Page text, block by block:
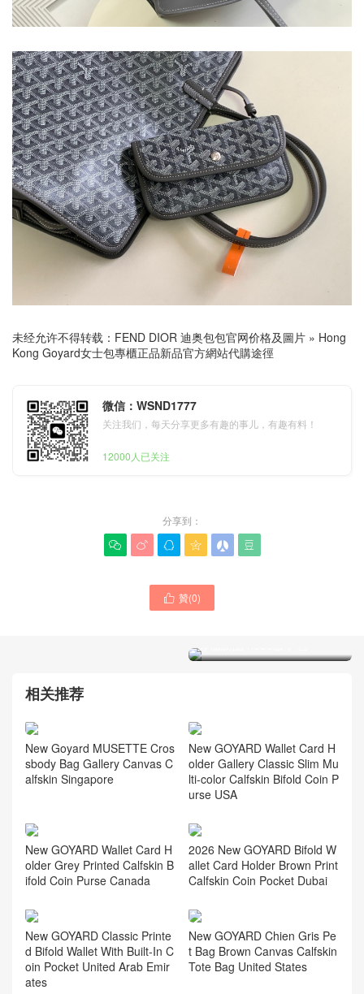
未经允许不得转载： FEND DIOR 迪奥包包官网价格及圖片 » Hong
Kong Goyard女士包專櫃正品新品官方網站代購途徑
微信：WSND1777
关注我们，每天分享更多有趣的事儿，有趣有料！
12000人已关注
分享到：
     
 贊(0)
專櫃新品 hobo腋下包
相关推荐
New Goyard MUSETTE Cros
sbody Bag Gallery Canvas C
alfskin Singapore
New GOYARD Wallet Card H
older Gallery Classic Slim Mu
lti-color Calfskin Bifold Coin P
urse USA
New GOYARD Wallet Card H
older Grey Printed Calfskin B
ifold Coin Purse Canada
2026 New GOYARD Bifold W
allet Card Holder Brown Print
Calfskin Coin Pocket Dubai
New GOYARD Classic Printe
d Bifold Wallet With Built-In C
oin Pocket United Arab Emir
ates
New GOYARD Chien Gris Pe
t Bag Brown Canvas Calfskin
Tote Bag United States